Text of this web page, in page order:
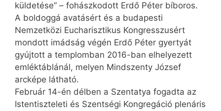
küldetése” – fohászkodott Erdő Péter bíboros.
A boldoggá avatásért és a budapesti
Nemzetközi Eu­charisztikus Kongresszusért
mondott imádság végén Erdő Péter gyertyát
gyújtott a templomban 2016-ban elhelyezett
emléktáblánál, melyen Mindszenty József
arcképe látható.
Február 14-én délben a Szentatya fogadta az
Istentiszteleti és Szentségi Kongregáció plenáris